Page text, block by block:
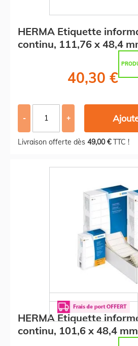
HERMA Etiquette
continu, 111,76 x 48,4
40,30 €
- +
Livraison offerte dès 49,00 €TTC !
HERMA Etiquette
continu, 101,6 x 48,4 mm